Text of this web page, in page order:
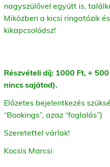
nagyszülővel együtt is,
Miközben a kicsi ringatózik
kikapcsolódsz!
Részvételi díj: 1000 Ft, +
nincs sajátod).
Előzetes bejelentkezés
“Bookings”, azaz “foglalás”)
Szeretettel várlak!
Kocsis Marcsi